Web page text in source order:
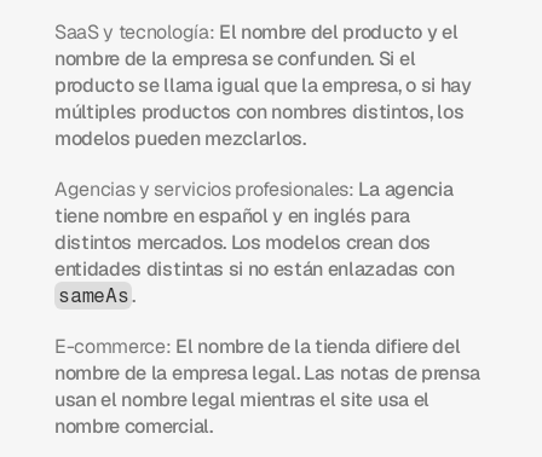
SaaS y tecnología: El nombre del producto y el
nombre de la empresa se confunden. Si el
producto se llama igual que la empresa, o si hay
múltiples productos con nombres distintos, los
modelos pueden mezclarlos.
Agencias y servicios profesionales: La agencia
tiene nombre en español y en inglés para
distintos mercados. Los modelos crean dos
entidades distintas si no están enlazadas con
sameAs.
E-commerce: El nombre de la tienda difiere del
nombre de la empresa legal. Las notas de prensa
usan el nombre legal mientras el site usa el
nombre comercial.